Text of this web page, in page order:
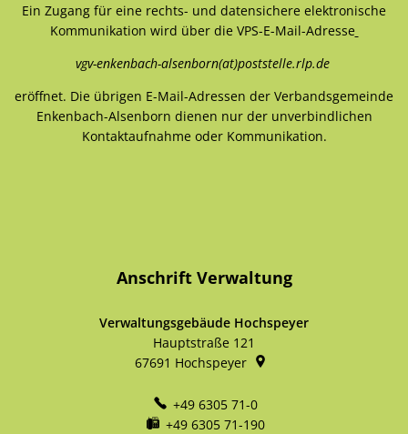
Ein Zugang für eine rechts- und datensichere elektronische
Kommunikation wird über die VPS-E-Mail-Adresse
vgv-enkenbach-alsenborn(at)poststelle.rlp.de
eröffnet. Die übrigen E-Mail-Adressen der Verbandsgemeinde
Enkenbach-Alsenborn dienen nur der unverbindlichen
Kontaktaufnahme oder Kommunikation.
Anschrift Verwaltung
Verwaltungsgebäude Hochspeyer
Hauptstraße 121
67691 Hochspeyer
+49 6305 71-0
+49 6305 71-190